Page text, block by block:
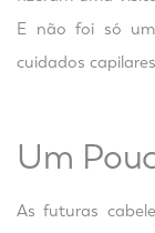
E não foi só
cuidados
Um
As futuras